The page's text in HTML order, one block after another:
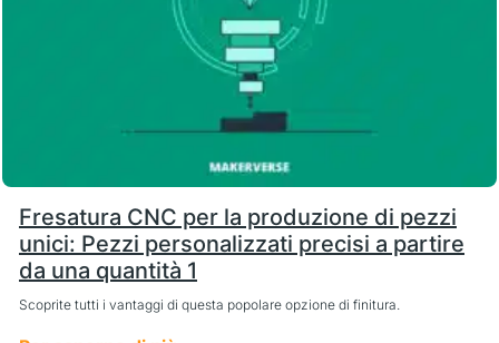
Fresatura CNC per la produzione di pezzi
unici: Pezzi personalizzati precisi a partire
da una quantità 1
Scoprite tutti i vantaggi di questa popolare opzione di finitura.